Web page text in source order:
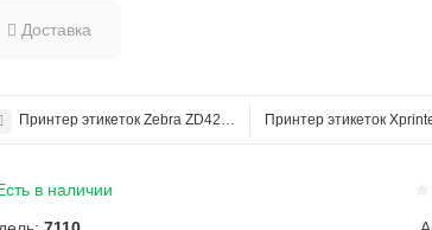
Доставка
Принтер этикеток Zebra ZD420t, USB+ Ethernet+BTLE+Serial,
Принтер этикеток
в наличии